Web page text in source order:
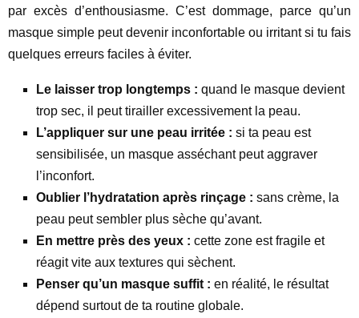
par excès d’enthousiasme. C’est dommage, parce qu’un
masque simple peut devenir inconfortable ou irritant si tu fais
quelques erreurs faciles à éviter.
Le laisser trop longtemps : quand le masque devient
trop sec, il peut tirailler excessivement la peau.
L’appliquer sur une peau irritée : si ta peau est
sensibilisée, un masque asséchant peut aggraver
l’inconfort.
Oublier l’hydratation après rinçage : sans crème, la
peau peut sembler plus sèche qu’avant.
En mettre près des yeux : cette zone est fragile et
réagit vite aux textures qui sèchent.
Penser qu’un masque suffit : en réalité, le résultat
dépend surtout de ta routine globale.